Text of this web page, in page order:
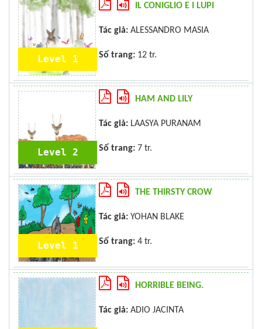
Level 1
IL CONIGLIO E I LUPI
Tác giả: ALESSANDRO MASIA
Số trang: 12 tr.
Level 2
HAM AND LILY
Tác giả: LAASYA PURANAM
Số trang: 7 tr.
Level 1
THE THIRSTY CROW
Tác giả: YOHAN BLAKE
Số trang: 4 tr.
HORRIBLE BEING.
Tác giả: ADIO JACINTA